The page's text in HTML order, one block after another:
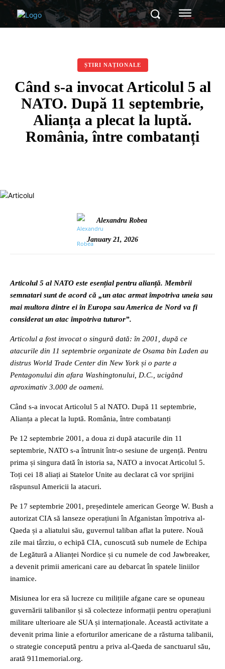
ȘTIRI NAȚIONALE
Când s-a invocat Articolul 5 al
NATO. După 11 septembrie,
Alianța a plecat la luptă.
România, între combatanți
Alexandru Robea
January 21, 2026
Articolul 5 al NATO este esențial pentru alianță. Membrii
semnatari sunt de acord că „un atac armat împotriva uneia sau
mai multora dintre ei în Europa sau America de Nord va fi
considerat un atac împotriva tuturor”.
Articolul a fost invocat o singură dată: în 2001, după ce
atacurile din 11 septembrie organizate de Osama bin Laden au
distrus World Trade Center din New York și o parte a
Pentagonului din afara Washingtonului, D.C., ucigând
aproximativ 3.000 de oameni.
Când s-a invocat Articolul 5 al NATO. După 11 septembrie,
Alianța a plecat la luptă. România, între combatanți
Pe 12 septembrie 2001, a doua zi după atacurile din 11
septembrie, NATO s-a întrunit într-o sesiune de urgență. Pentru
prima și singura dată în istoria sa, NATO a invocat Articolul 5.
Toți cei 18 aliați ai Statelor Unite au declarat că vor sprijini
răspunsul Americii la atacuri.
Pe 17 septembrie 2001, președintele american George W. Bush a
autorizat CIA să lanseze operațiuni în Afganistan împotriva al-
Qaeda și a aliatului său, guvernul taliban aflat la putere. Nouă
zile mai târziu, o echipă CIA, cunoscută sub numele de Echipa
de Legătură a Alianței Nordice și cu numele de cod Jawbreaker,
a devenit primii americani care au debarcat în spatele liniilor
inamice.
Misiunea lor era să lucreze cu milițiile afgane care se opuneau
guvernării talibanilor și să colecteze informații pentru operațiuni
militare ulterioare ale SUA și internaționale. Această activitate a
devenit prima linie a eforturilor americane de a răsturna talibanii,
o strategie concepută pentru a priva al-Qaeda de sanctuarul său,
arată 911memorial.org.